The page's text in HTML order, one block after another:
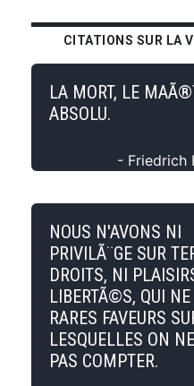
CITATIONS SUR LA
LA MORT, LE
ABSOLU.
- Friedrich
NOUS N'AVONS NI
PRIVILÃ¨GE SUR
DROITS, NI
LIBERTÃ©S, QUI
RARES FAVEURS
LESQUELLES ON
PAS COMPTER.